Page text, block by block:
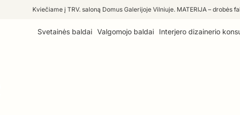
Kviečiame į TRV. saloną Domus Galerijoje Vilniuje. MATERIJA – drobės
Svetainės baldai Valgomojo baldai Interjero dizainerio